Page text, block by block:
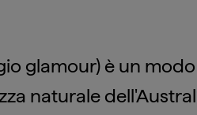
glamour) è un
naturale